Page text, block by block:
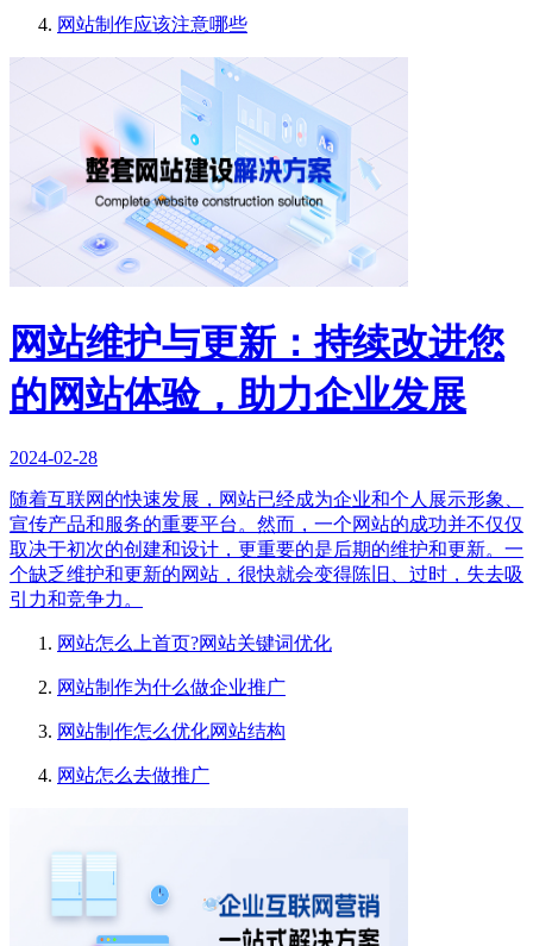
网站制作应该注意哪些
网站维护与更新：持续改进您
的网站体验，助力企业发展
2024-02-28
随着互联网的快速发展，网站已经成为企业和个人展示形象、
宣传产品和服务的重要平台。然而，一个网站的成功并不仅仅
取决于初次的创建和设计，更重要的是后期的维护和更新。一
个缺乏维护和更新的网站，很快就会变得陈旧、过时，失去吸
引力和竞争力。
网站怎么上首页?网站关键词优化
网站制作为什么做企业推广
网站制作怎么优化网站结构
网站怎么去做推广